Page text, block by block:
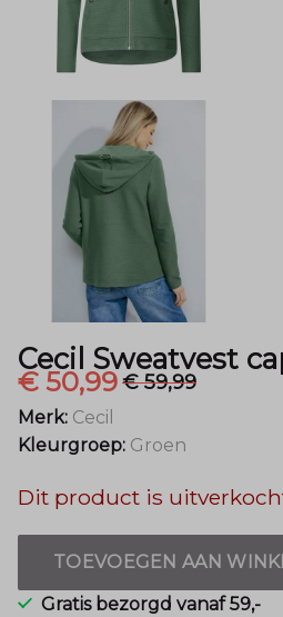
Menger
Mode
Cecil Sweatvest
€ 50,99€ 59,99
Merk: Cecil
Kleurgroep: Groen
Dit product is
TOEVOEGEN AAN
Gratis bezorgd vanaf 59,-